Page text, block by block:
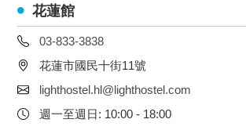
花蓮館
03-833-3838
花蓮市國民十街11號
lighthostel.hl@lighthostel.com
週一至週日: 10:00 - 18:00